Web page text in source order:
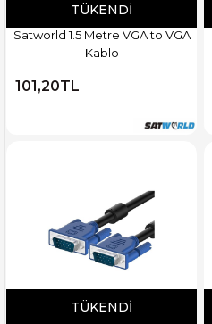
TÜKENDI
Satworld 1.5 Metre VGA to VGA
Kablo
101,20TL
TÜKENDI